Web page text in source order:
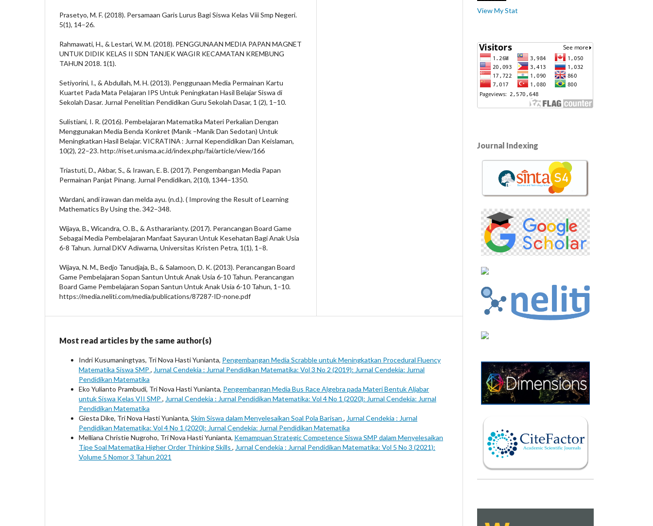
Prasetyo, M. F. (2018). Persamaan Garis Lurus Bagi Siswa Kelas Viii Smp Negeri.
5(1), 14–26.
Rahmawati, H., & Lestari, W. M. (2018). PENGGUNAAN MEDIA PAPAN MAGNET
UNTUK DIDIK KELAS II SDN TANJEK WAGIR KECAMATAN KREMBUNG
TAHUN 2018. 1(1).
Setiyorini, I., & Abdullah, M. H. (2013). Penggunaan Media Permainan Kartu
Kuartet Pada Mata Pelajaran IPS Untuk Peningkatan Hasil Belajar Siswa di
Sekolah Dasar. Jurnal Penelitian Pendidikan Guru Sekolah Dasar, 1 (2), 1–10.
Sulistiani, I. R. (2016). Pembelajaran Matematika Materi Perkalian Dengan
Menggunakan Media Benda Konkret (Manik –Manik Dan Sedotan) Untuk
Meningkatkan Hasil Belajar. VICRATINA : Jurnal Kependidikan Dan Keislaman,
10(2), 22–23. http://riset.unisma.ac.id/index.php/fai/article/view/166
Triastuti, D., Akbar, S., & Irawan, E. B. (2017). Pengembangan Media Papan
Permainan Panjat Pinang. Jurnal Pendidikan, 2(10), 1344–1350.
Wardani, andi irawan dan melda ayu. (n.d.). ( Improving the Result of Learning
Mathematics By Using the. 342–348.
Wijaya, B., Wicandra, O. B., & Asthararianty. (2017). Perancangan Board Game
Sebagai Media Pembelajaran Manfaat Sayuran Untuk Kesehatan Bagi Anak Usia
6-8 Tahun. Jurnal DKV Adiwarna, Universitas Kristen Petra, 1(1), 1–8.
Wijaya, N. M., Bedjo Tanudjaja, B., & Salamoon, D. K. (2013). Perancangan Board
Game Pembelajaran Sopan Santun Untuk Anak Usia 6-10 Tahun. Perancangan
Board Game Pembelajaran Sopan Santun Untuk Anak Usia 6-10 Tahun, 1–10.
https://media.neliti.com/media/publications/87287-ID-none.pdf
Most read articles by the same author(s)
Indri Kusumaningtyas, Tri Nova Hasti Yunianta, Pengembangan Media Scrabble untuk Meningkatkan Procedural Fluency
Matematika Siswa SMP , Jurnal Cendekia : Jurnal Pendidikan Matematika: Vol 3 No 2 (2019): Jurnal Cendekia: Jurnal
Pendidikan Matematika
Eko Yulianto Prambudi, Tri Nova Hasti Yunianta, Pengembangan Media Bus Race Algebra pada Materi Bentuk Aljabar
untuk Siswa Kelas VII SMP , Jurnal Cendekia : Jurnal Pendidikan Matematika: Vol 4 No 1 (2020): Jurnal Cendekia: Jurnal
Pendidikan Matematika
Giesta Dike, Tri Nova Hasti Yunianta, Skim Siswa dalam Menyelesaikan Soal Pola Barisan , Jurnal Cendekia : Jurnal
Pendidikan Matematika: Vol 4 No 1 (2020): Jurnal Cendekia: Jurnal Pendidikan Matematika
Melliana Christie Nugroho, Tri Nova Hasti Yunianta, Kemampuan Strategic Competence Siswa SMP dalam Menyelesaikan
Tipe Soal Matematika Higher Order Thinking Skills , Jurnal Cendekia : Jurnal Pendidikan Matematika: Vol 5 No 3 (2021):
Volume 5 Nomor 3 Tahun 2021
View My Stat
Journal Indexing